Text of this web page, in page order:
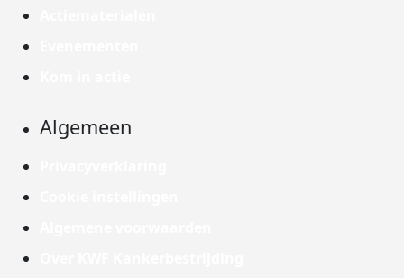
Algemeen